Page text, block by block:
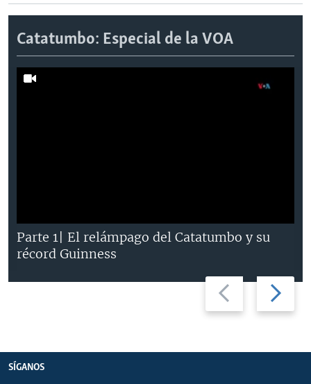
Catatumbo: Especial de la VOA
Previous
slide
Next
slide
Parte 1| El relámpago del Catatumbo y su
récord Guinness
SÍGANOS